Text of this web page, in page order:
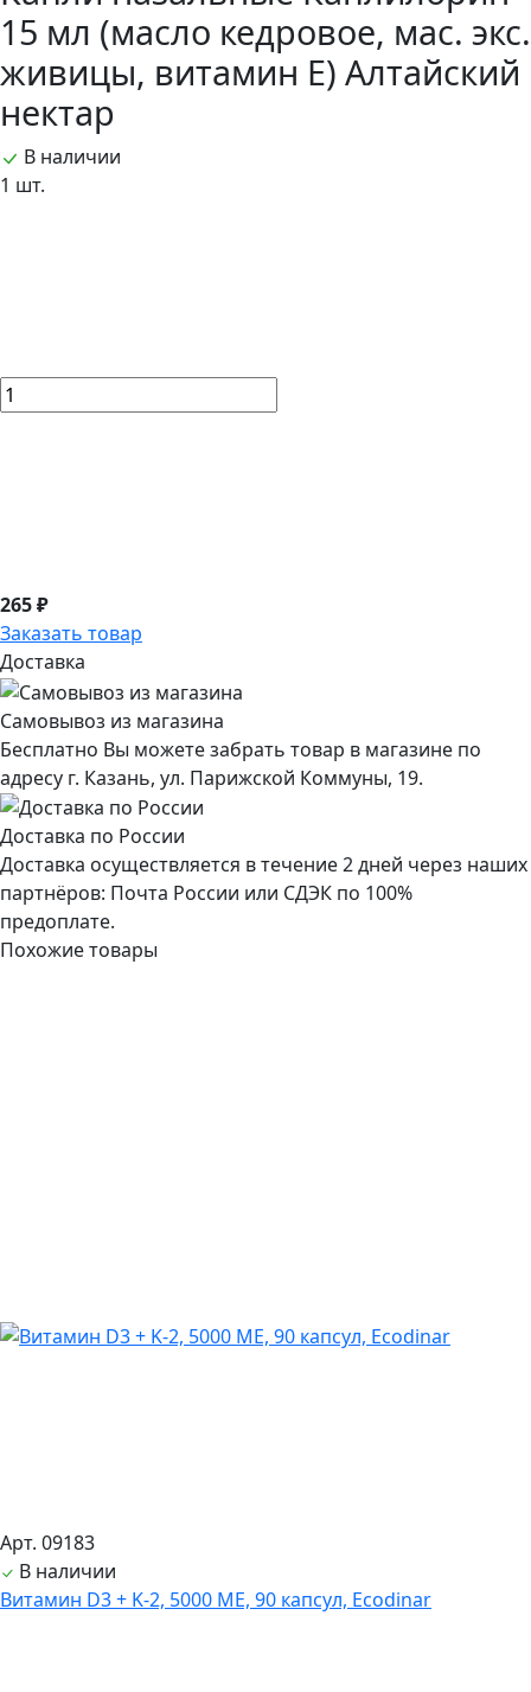
15 мл (масло кедровое, мас. экс.
живицы, витамин Е) Алтайский
нектар
В наличии
1 шт.
265 ₽
Заказать товар
Доставка
Самовывоз из магазина
Бесплатно Вы можете забрать товар в магазине по
адресу г. Казань, ул. Парижской Коммуны, 19.
Доставка по России
Доставка осуществляется в течение 2 дней через наших
партнёров: Почта России или СДЭК по 100%
предоплате.
Похожие товары
Арт. 09183
В наличии
Витамин D3 + K-2, 5000 ME, 90 капсул, Ecodinar